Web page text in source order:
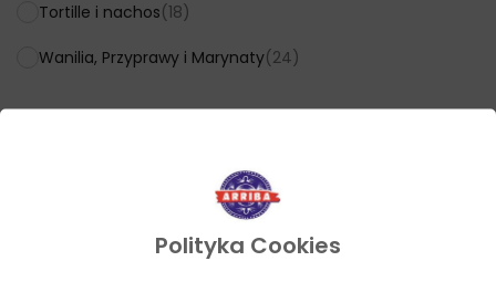
Polityka Cookies
Tortille i nachos(18)
Wanilia, Przyprawy i Marynaty(24)
Bezglutenowy
WegańskiWegetariański